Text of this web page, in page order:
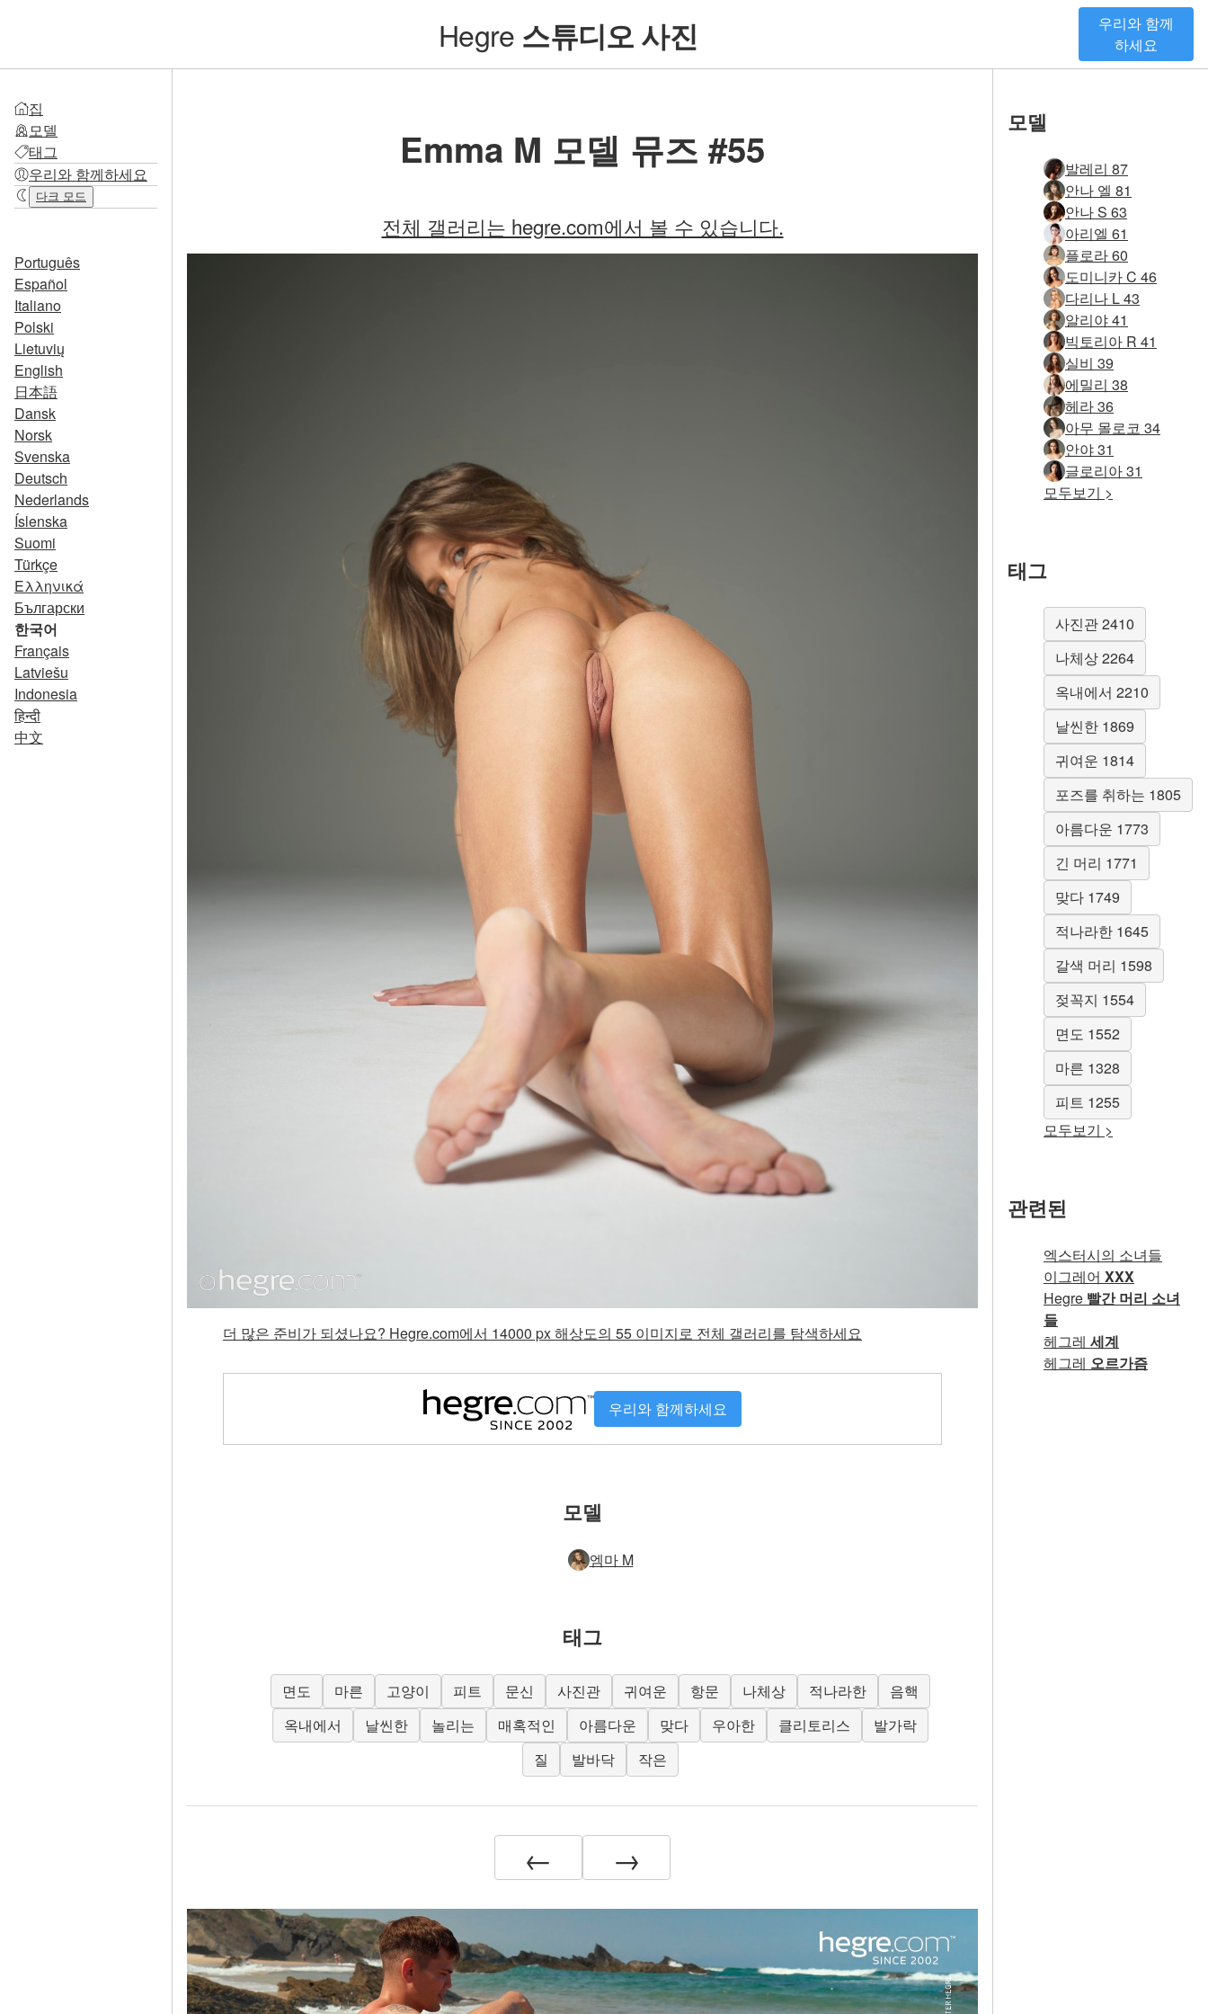
Hegre 스튜디오 사진
우리와 함께
하세요
집
모델
태그
우리와 함께하세요
다크 모드
Português
Español
Italiano
Polski
Lietuvių
English
日本語
Dansk
Norsk
Svenska
Deutsch
Nederlands
Íslenska
Suomi
Türkçe
Ελληνικά
Български
한국어
Français
Latviešu
Indonesia
हिन्दी
中文
Emma M 모델 뮤즈 #55
전체 갤러리는 hegre.com에서 볼 수 있습니다.
더 많은 준비가 되셨나요? Hegre.com에서 14000 px 해상도의 55 이미지로 전체 갤러리를 탐색하세요
우리와 함께하세요
모델
엠마 M
태그
면도 마른 고양이 피트 문신 사진관 귀여운 항문 나체상 적나라한
음핵
옥내에서
날씬한 놀리는 매혹적인 아름다운 맞다 우아한 클리토리스
발가락
질
발바닥 작은
← →
모델
발레리 87
안나 엘 81
안나 S 63
아리엘 61
플로라 60
도미니카 C 46
다리나 L 43
알리야 41
빅토리아 R 41
실비 39
에밀리 38
헤라 36
아무 몰로코 34
안야 31
글로리아 31
모두보기 >
태그
사진관 2410
나체상 2264
옥내에서 2210
날씬한 1869
귀여운 1814
포즈를 취하는 1805
아름다운 1773
긴 머리 1771
맞다 1749
적나라한 1645
갈색 머리 1598
젖꼭지 1554
면도 1552
마른 1328
피트 1255
모두보기 >
관련된
엑스터시의 소녀들
이그레어 XXX
Hegre 빨간 머리 소녀
들
헤그레 세계
헤그레 오르가즘